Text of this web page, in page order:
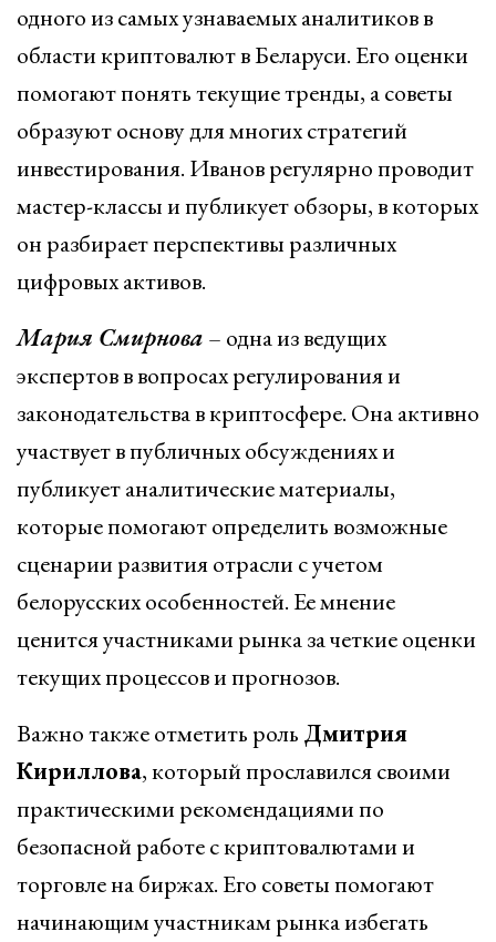
одного из самых узнаваемых аналитиков в
области криптовалют в Беларуси. Его оценки
помогают понять текущие тренды, а советы
образуют основу для многих стратегий
инвестирования. Иванов регулярно проводит
мастер-классы и публикует обзоры, в которых
он разбирает перспективы различных
цифровых активов.
Мария Смирнова – одна из ведущих
экспертов в вопросах регулирования и
законодательства в криптосфере. Она активно
участвует в публичных обсуждениях и
публикует аналитические материалы,
которые помогают определить возможные
сценарии развития отрасли с учетом
белорусских особенностей. Ее мнение
ценится участниками рынка за четкие оценки
текущих процессов и прогнозов.
Важно также отметить роль Дмитрия
Кириллова, который прославился своими
практическими рекомендациями по
безопасной работе с криптовалютами и
торговле на биржах. Его советы помогают
начинающим участникам рынка избегать